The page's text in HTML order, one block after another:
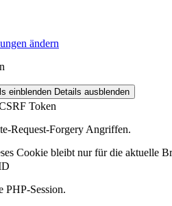
ändern
einblenden Details ausblenden
Token
Request-Forgery Angriffen.
Cookie bleibt nur für die aktuelle
PHP-Session.